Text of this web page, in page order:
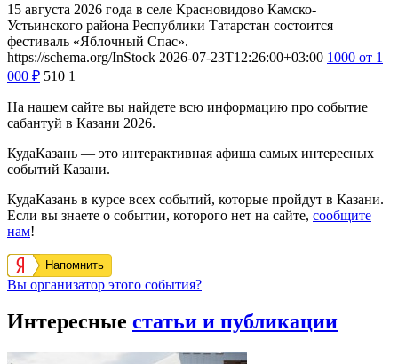
15 августа 2026 года в селе Красновидово Камско-
Устьинского района Республики Татарстан состоится
фестиваль «Яблочный Спас».
https://schema.org/InStock 2026-07-23T12:26:00+03:00 1000 от 1
000 ₽ 510 1
На нашем сайте вы найдете всю информацию про событие
сабантуй в Казани 2026.
КудаКазань — это интерактивная афиша самых интересных
событий Казани.
КудаКазань в курсе всех событий, которые пройдут в Казани.
Если вы знаете о событии, которого нет на сайте, сообщите
нам!
Напомнить
Вы организатор этого события?
Интересные статьи и публикации